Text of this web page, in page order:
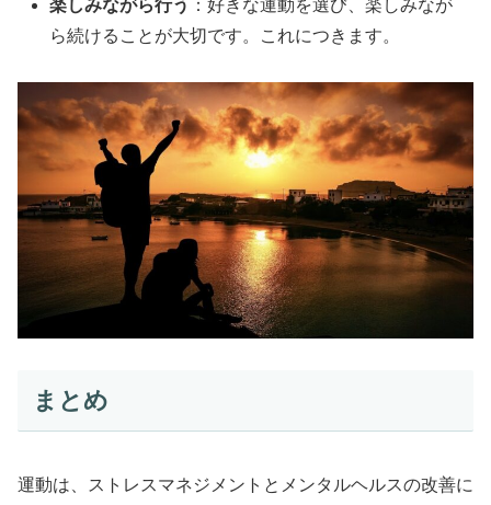
楽しみながら行う ：好きな運動を選び、楽しみなが
ら続けることが大切です。これにつきます。
まとめ
運動は、ストレスマネジメントとメンタルヘルスの改善に